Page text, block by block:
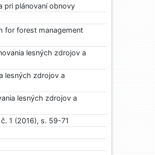
pri plánovaní obnovy
for forest management
lesných zdrojov a
lesných zdrojov a
lesných zdrojov a
1 (2016), s. 59-71